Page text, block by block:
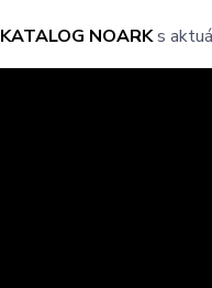
KATALOG NOARKs